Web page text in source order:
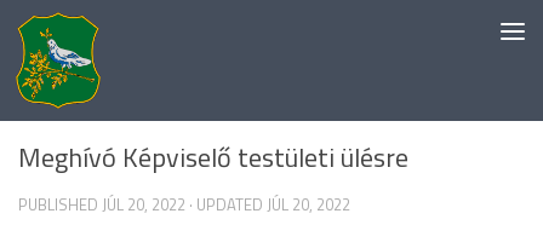
Skip to content
EGYÉB KATEGÓRIA
Meghívó Képviselő testületi ülésre
PUBLISHED JÚL 20, 2022 · UPDATED JÚL 20, 2022